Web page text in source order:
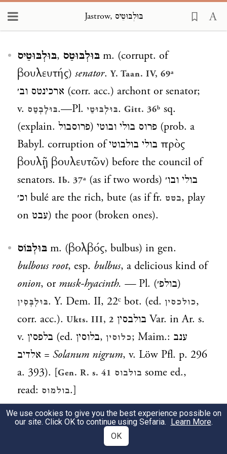
Jastrow, בּוּלְבּוּטֵיס
בּוּלְבּוּטֵיס, בּוּלְבּוּטֵס m. (corrupt. of
βουλευτής) senator.Y. Taan. IV, 69ᵃ
ארכינטס וב׳ (corr. acc.) archont or senator;
v. בּוּלֶבְטֵס.—Pl. בּוּלְבּוּטֵי. Gitt. 36ᵇ sq.
(explain. פרוסבול) פרוס בולי ובוטי (prob. a
Babyl. corruption ofבולי בולבוטי πρὸς
βουλῇ βουλευτῶν) before the council of
senators. Ib. 37ᵃ (as if two words) בולי ובו׳
וכ׳ bulé are the rich, bute (as if fr. בטט, play
on עבט) the poor (broken ones).
בּוּלְבּוֹס m. (βολβός, bulbus) in gen.
bulbous root, esp. bulbus, a delicious kind of
onion, or musk-hyacinth. —Pl. (בולפ׳)
בּוּלְבְּסִין. Y. Dem. II, 22ᶜ bot. (ed. כולכסין,
corr. acc.). Ukts. III, 2
v. בלפסין (ed. בלוסין, כלוסין; Maim.: ענב
אלדיב = Solanum nigrum, v. Löw Pfl. p. 296
a. 393). [Gen. R. s. 41 בולבוס some ed.,
read: בולמוס.]
בּוּלֶבְטֵס,בּוּלֶוְוטֵס,בּוּלֶיוְטֵיס(incorr. …טוס)
בולבוטס
We use cookies to give you the best experience possible on
our site. Click OK to continue using Sefaria. Learn More.
OK